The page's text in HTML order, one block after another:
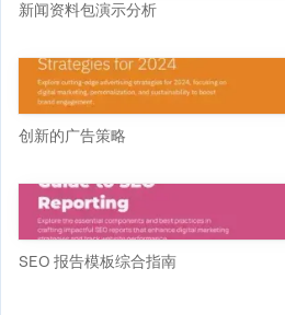
新闻资料包演示分析
创新的广告策略
SEO 报告模板综合指南